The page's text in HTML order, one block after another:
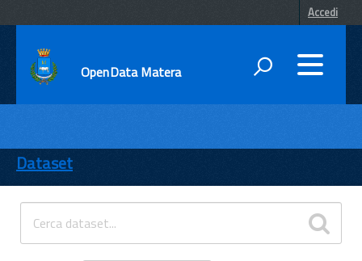
Accedi
OpenData Matera
ENTI
TEMI
INFORMAZIONI
Dataset